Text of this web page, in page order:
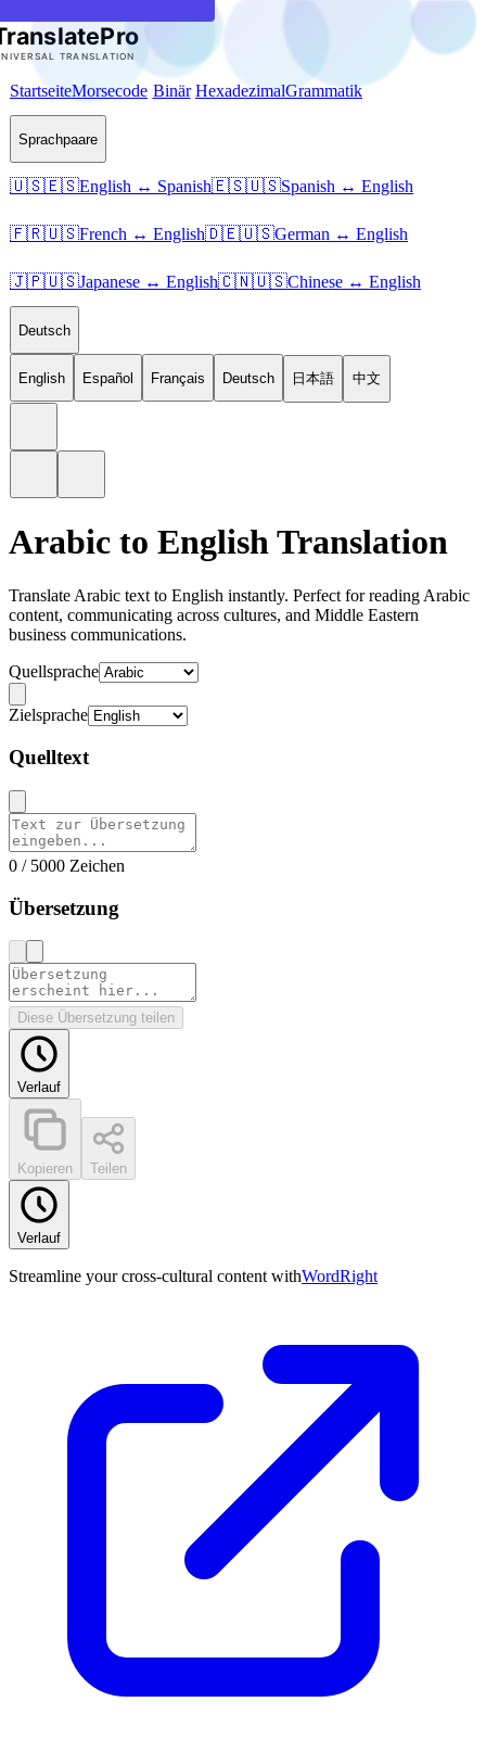
StartseiteMorsecode Binär HexadezimalGrammatik
Sprachpaare
🇺🇸🇪🇸English ↔ Spanish🇪🇸🇺🇸Spanish ↔ English
🇫🇷🇺🇸French ↔ English🇩🇪🇺🇸German ↔ English
🇯🇵🇺🇸Japanese ↔ English🇨🇳🇺🇸Chinese ↔ English
Deutsch
English Español Français Deutsch 日本語 中文
Arabic to English Translation
Translate Arabic text to English instantly. Perfect for reading Arabic
content, communicating across cultures, and Middle Eastern
business communications.
Quellsprache
Zielsprache
Quelltext
0 / 5000 Zeichen
Übersetzung
Diese Übersetzung teilen
Verlauf
Kopieren Teilen
Verlauf
Streamline your cross-cultural content withWordRight